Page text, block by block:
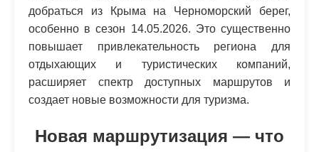
добраться из Крыма на Черноморский берег,
особенно в сезон 14.05.2026. Это существенно
повышает привлекательность региона для
отдыхающих и туристических компаний,
расширяет спектр доступных маршрутов и
создает новые возможности для туризма.
Новая маршрутизация — что